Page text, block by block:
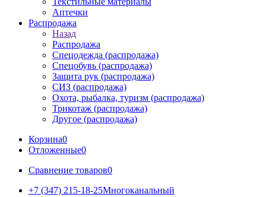
Аптечки
Распродажа
Назад
Распродажа
Спецодежда (распродажа)
Спецобувь (распродажа)
Защита рук (распродажа)
СИЗ (распродажа)
Охота, рыбалка, туризм (распродажа)
Трикотаж (распродажа)
Другое (распродажа)
Корзина0
Отложенные0
Сравнение товаров0
+7 (347) 215-18-25Многоканальный